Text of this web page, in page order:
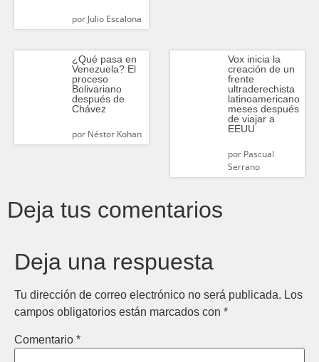
porJulio Escalona
¿Qué pasa en
Venezuela? El
proceso
Bolivariano
después de
Chávez
porNéstor Kohan
Vox inicia la
creación de un
frente
ultraderechista
latinoamericano
meses después
de viajar a
EEUU
porPascual
Serrano
Deja tus comentarios
Deja una respuesta
Tu dirección de correo electrónico no será publicada. Los
campos obligatorios están marcados con *
Comentario *